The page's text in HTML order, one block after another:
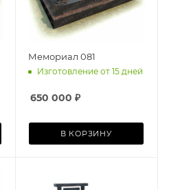
Мемориал 081
Изготовление от 15 дней
650 000 ₽
В КОРЗИНУ